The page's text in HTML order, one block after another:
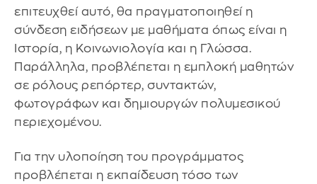
επιτευχθεί αυτό, θα πραγματοποιηθεί η
σύνδεση ειδήσεων με μαθήματα όπως είναι η
Ιστορία, η Κοινωνιολογία και η Γλώσσα.
Παράλληλα, προβλέπεται η εμπλοκή μαθητών
σε ρόλους ρεπόρτερ, συντακτών,
φωτογράφων και δημιουργών πολυμεσικού
περιεχομένου.
Για την υλοποίηση του προγράμματος
προβλέπεται η εκπαίδευση τόσο των